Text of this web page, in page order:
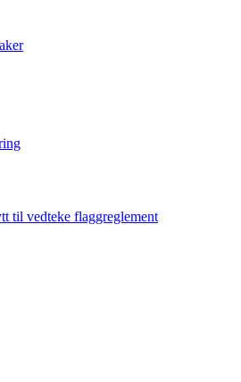
til vedteke flaggreglement